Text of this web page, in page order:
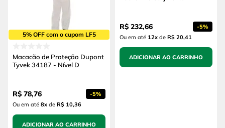
5% OFF com o cupom LF5
Macacão de Proteção Dupont
Tyvek 34187 - Nível D
R$ 78,76 -5%
Ou em até 8x de R$ 10,36
ADICIONAR AO CARRINHO
R$ 232,66 -5%
Ou em até 12x de R$ 20,41
ADICIONAR AO CARRINHO